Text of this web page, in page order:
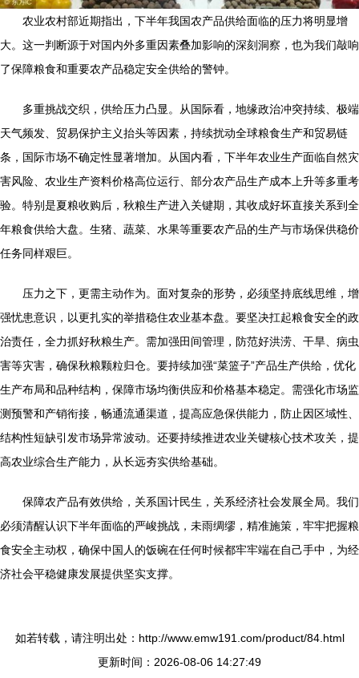
农业农村部近期指出，下半年我国农产品供给面临的压力将明显增
大。这一判断源于对国内外多重因素叠加影响的深刻洞察，也为我们敲响
了保障粮食和重要农产品稳定安全供给的警钟。
多重挑战交织，供给压力凸显。从国际看，地缘政治冲突持续、极端
天气频发、贸易保护主义抬头等因素，持续扰动全球粮食生产和贸易链
条，国际市场不确定性显著增加。从国内看，下半年农业生产面临自然灾
害风险、农业生产资料价格高位运行、部分农产品生产成本上升等多重考
验。特别是夏粮收购后，秋粮生产进入关键期，其收成好坏直接关系到全
年粮食供给大盘。生猪、蔬菜、水果等重要农产品的生产与市场保供稳价
任务同样艰巨。
压力之下，更需主动作为。面对复杂的形势，必须坚持底线思维，增
强忧患意识，以更扎实的举措稳住农业基本盘。要坚决扛起粮食安全的政
治责任，全力抓好秋粮生产。需加强田间管理，防范好洪涝、干旱、病虫
害等灾害，确保秋粮颗粒归仓。要持续加强“菜篮子”产品生产供给，优化
生产布局和品种结构，保障市场均衡供应和价格基本稳定。需强化市场监
测预警和产销衔接，畅通流通渠道，提高应急保供能力，防止因区域性、
结构性短缺引发市场异常波动。还要持续推进农业关键核心技术攻关，提
高农业综合生产能力，从长远夯实供给基础。
保障农产品有效供给，关系国计民生，关系经济社会发展全局。我们
必须清醒认识下半年面临的严峻挑战，未雨绸缪，精准施策，牢牢把握粮
食安全主动权，确保中国人的饭碗在任何时候都牢牢端在自己手中，为经
济社会平稳健康发展提供坚实支撑。
如若转载，请注明出处：http://www.emw191.com/product/84.html
更新时间：2026-08-06 14:27:49